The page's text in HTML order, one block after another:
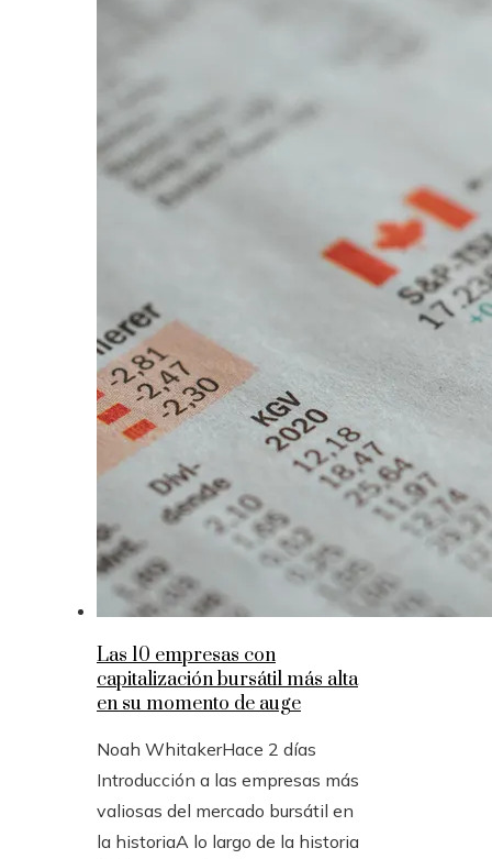
Las 10 empresas con
capitalización bursátil más alta
en su momento de auge
Noah WhitakerHace 2 días
Introducción a las empresas más
valiosas del mercado bursátil en
la historiaA lo largo de la historia